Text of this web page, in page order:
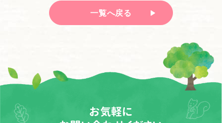
一覧へ戻る
お気軽に